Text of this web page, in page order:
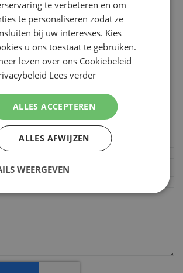
Intuition Ultra Moisture Shea Butter 12
te verbeteren en om
te personaliseren zodat ze
bij uw interesses. Kies
u ons toestaat te gebruiken.
lezen over ons Cookiebeleid
Lees verder
ALLES ACCEPTEREN
ALLES AFWIJZEN
WEERGEVEN